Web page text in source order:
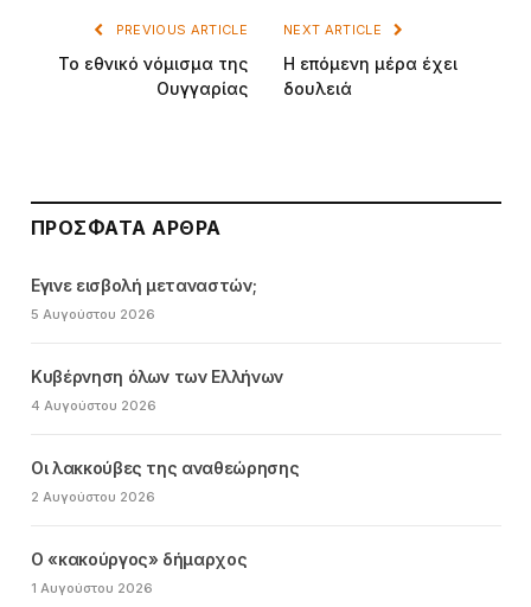
PREVIOUS ARTICLE
Το εθνικό νόμισμα της
Ουγγαρίας
NEXT ARTICLE
Η επόμενη μέρα έχει
δουλειά
ΠΡΌΣΦΑΤΑ ΆΡΘΡΑ
Εγινε εισβολή μεταναστών;
5 Αυγούστου 2026
Κυβέρνηση όλων των Ελλήνων
4 Αυγούστου 2026
Οι λακκούβες της αναθεώρησης
2 Αυγούστου 2026
Ο «κακούργος» δήμαρχος
1 Αυγούστου 2026